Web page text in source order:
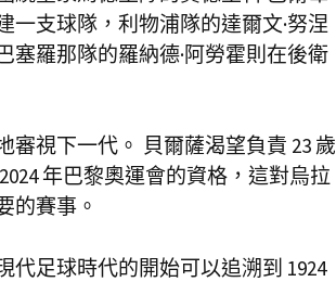
一支球隊，利物浦隊的達爾文·努涅
塞羅那隊的羅納德·阿勞霍則在後衛
審視下一代。 貝爾薩渴望負責 23 歲
年巴黎奧運會的資格，這對烏拉
的賽事。
代足球時代的開始可以追溯到 1924